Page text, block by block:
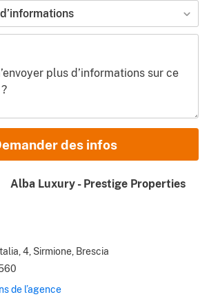
l’indicatif de pays)
d’utilisation
des infos
Alba Luxury - Prestige Properties
4, Sirmione, Brescia
de l’agence